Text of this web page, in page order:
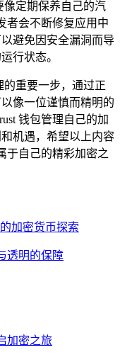
像定期保养自己的汽
者会不断修复应用中
避免因安全漏洞而导
行状态。
的重要一步，通过正
像一位谨慎而精明的
钱包管理自己的加
机遇，希望以上内容
于自己的精彩加密之
加密货币探索
透明的保障
加密之旅